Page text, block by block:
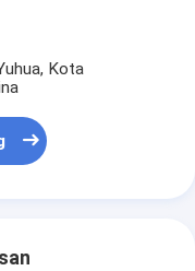
Kota